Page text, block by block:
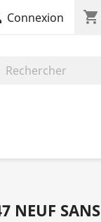
Connexion shopping_cart
NEUF SANS